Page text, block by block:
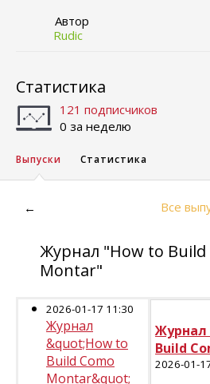
Автор
Rudic
Статистика
121 подписчиков
0 за неделю
Выпуски Статистика
← Все
Журнал "How to Build
Montar"
2026-01-17 11:30
Журнал
&quot;How to
Build Como
Montar&quot;
Журнал
Build
2026-01-